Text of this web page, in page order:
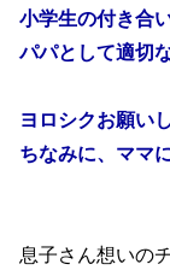
小学生の付き合
パパとして適切
ヨロシクお願い
ちなみに、ママ
息子さん想いの